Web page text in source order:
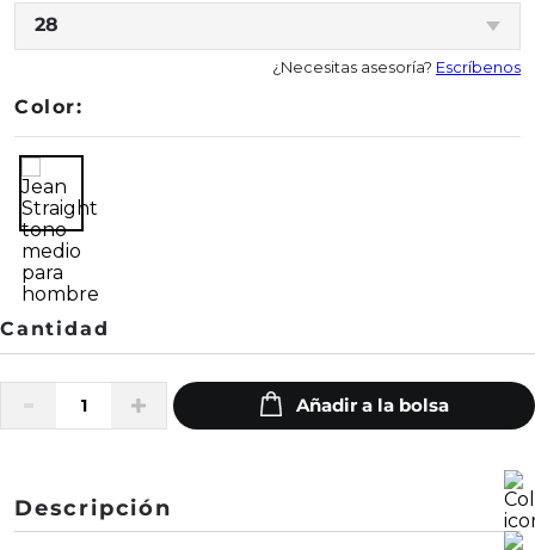
28
¿Necesitas asesoría? Escríbenos
Color:
Descripción